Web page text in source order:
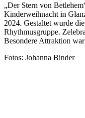
„Der Stern von
Kinderweihnacht in
2024. Gestaltet wurde
Rhythmusgruppe.
Besondere Attraktion
Fotos: Johanna Binder